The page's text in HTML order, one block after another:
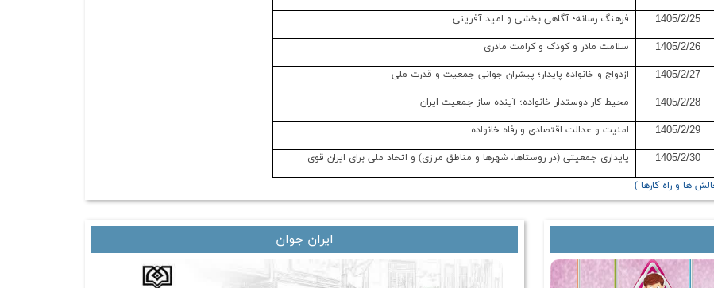
1405/2/25 فرهنگ رسانه؛ آگاهی بخشی و امید‌ آفرینی
1405/2/26 سلامت مادر و کودک و کرامت مادری
1405/2/27 ازدواج و خانواده پایدار؛ پیشران جوانی جمعیت و قدرت ملی
1405/2/28 محیط کار دوستدار خانواده؛ آینده ساز جمعیت ایران
1405/2/29 امنیت و عدالت اقتصادی و رفاه خانواده
1405/2/30 پایداری جمعیتی (در روستاها، شهرها و مناطق مرزی) و اتحاد ملی برای ایران قوی
ها و راه کارها )
ایران جوان